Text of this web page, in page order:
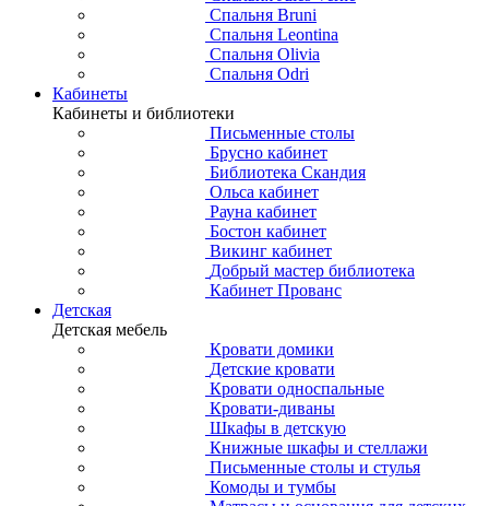
Спальня Bruni
Спальня Leontina
Спальня Olivia
Спальня Odri
Кабинеты
Кабинеты и библиотеки
Письменные столы
Брусно кабинет
Библиотека Скандия
Ольса кабинет
Рауна кабинет
Бостон кабинет
Викинг кабинет
Добрый мастер библиотека
Кабинет Прованс
Детская
Детская мебель
Кровати домики
Детские кровати
Кровати односпальные
Кровати-диваны
Шкафы в детскую
Книжные шкафы и стеллажи
Письменные столы и стулья
Комоды и тумбы